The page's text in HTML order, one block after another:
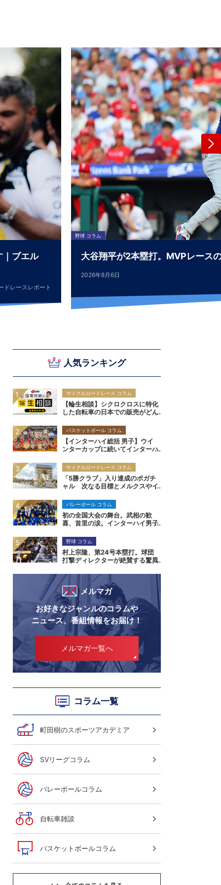
ハンドボールコラム
それぞれの4年間 ～冬の一瞬に縣ける女性ア
スリートの肖像～
WE ARE SNOW JAPAN ～若きアルペンスキ
ー日本代表の素顔～
フィギュア通信
イスダ
B.LEAGUEコラム
今日も今日とてプッシュ＆ルーズ
小暮卓史が小暮卓史について語る小暮卓史の
ための小暮卓史
サイクルNEWS
後藤健生コラム
木村浩嗣コラム
元トップリーガーの今
“最強ラガーマン”列伝 ～ラグビーW杯2023～
Do ya love Baseball?
ブエル
ドレースレポート
野球 コラム
大谷翔平が2本塁打。MVPレース
2026年8月6日
Next
人気ランキング
サイクルロードレース コラム
【輪生相談】シクロクロスに特化
した自転車の日本での販売がどん
ます
バスケットボール コラム
【インターハイ総括 男子】ウイ
ンターカップに続いてインターハ
た「総合力」の価値
サイクルロードレース コラム
「5勝クラブ」入り達成のポガチ
ャル 次なる目標とメルクスやイ
ド・フランス2026
バレーボール コラム
初の全国大会の舞台。武相の歓
喜、首里の涙。インターハイ男子
野球 コラム
村上宗隆、第24号本塁打。球団
打撃ディレクターが絶賛する驚異
メルマガ
お好きなジャンルのコラムや
ニュース、番組情報をお届け！
メルマガ一覧へ
コラム一覧
町田樹のスポーツアカデミア
SVリーグコラム
バレーボールコラム
自転車雑談
バスケットボールコラム
リポビタンDチャレンジカップ
日本 vs. オーストラリア
8月8日(土)午後6:30～LIVE
ご視聴はこちら